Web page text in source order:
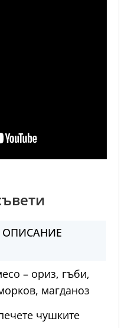
ОПИСАНИЕ
– ориз, гъби,
магданоз
чушките